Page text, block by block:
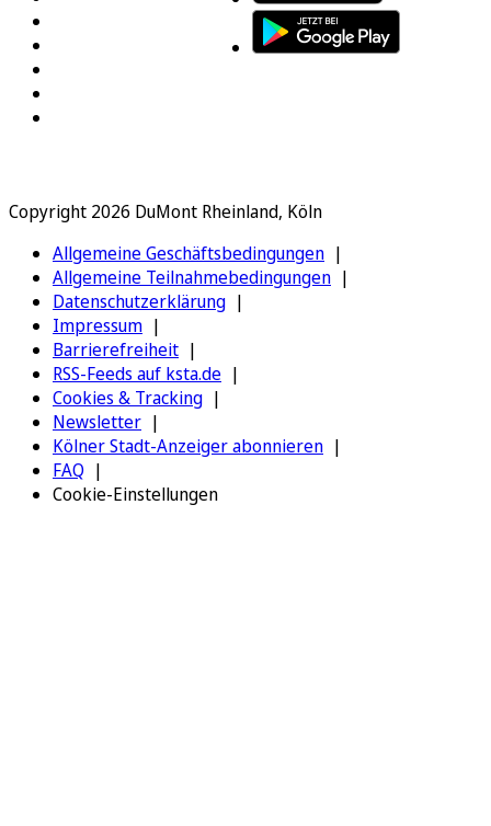
Copyright 2026 DuMont Rheinland, Köln
Allgemeine Geschäftsbedingungen
Allgemeine Teilnahmebedingungen
Datenschutzerklärung
Impressum
Barrierefreiheit
RSS-Feeds auf ksta.de
Cookies & Tracking
Newsletter
Kölner Stadt-Anzeiger abonnieren
FAQ
Cookie-Einstellungen